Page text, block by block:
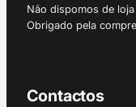
Não dispomos de
Obrigado pela
Contactos